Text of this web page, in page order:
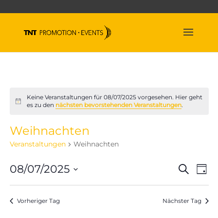
Hinweis
Keine Veranstaltungen für 08/07/2025 vorgesehen. Hier geht
es zu den nächsten bevorstehenden Veranstaltungen.
Weihnachten
Veranstaltungen Weihnachten
Suche
Tag
08/07/2025
Vorheriger Tag Nächster Tag